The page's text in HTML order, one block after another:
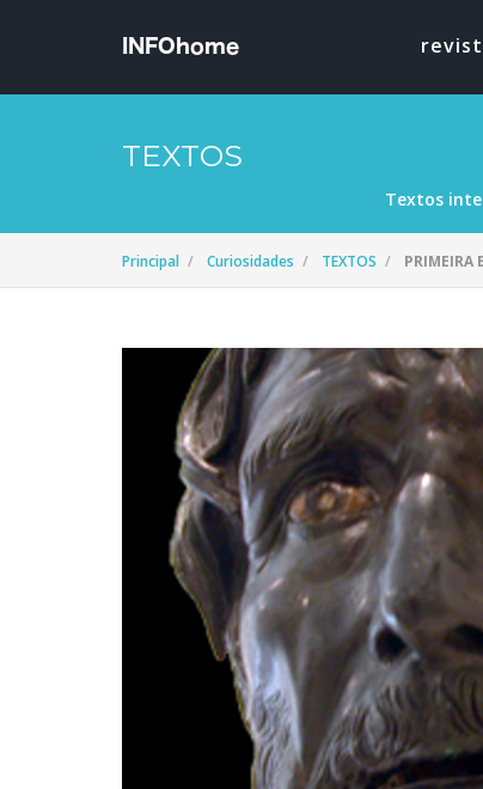
TEXTOS
Textos
Principal Curiosidades TEXTOS PRIMEIRA